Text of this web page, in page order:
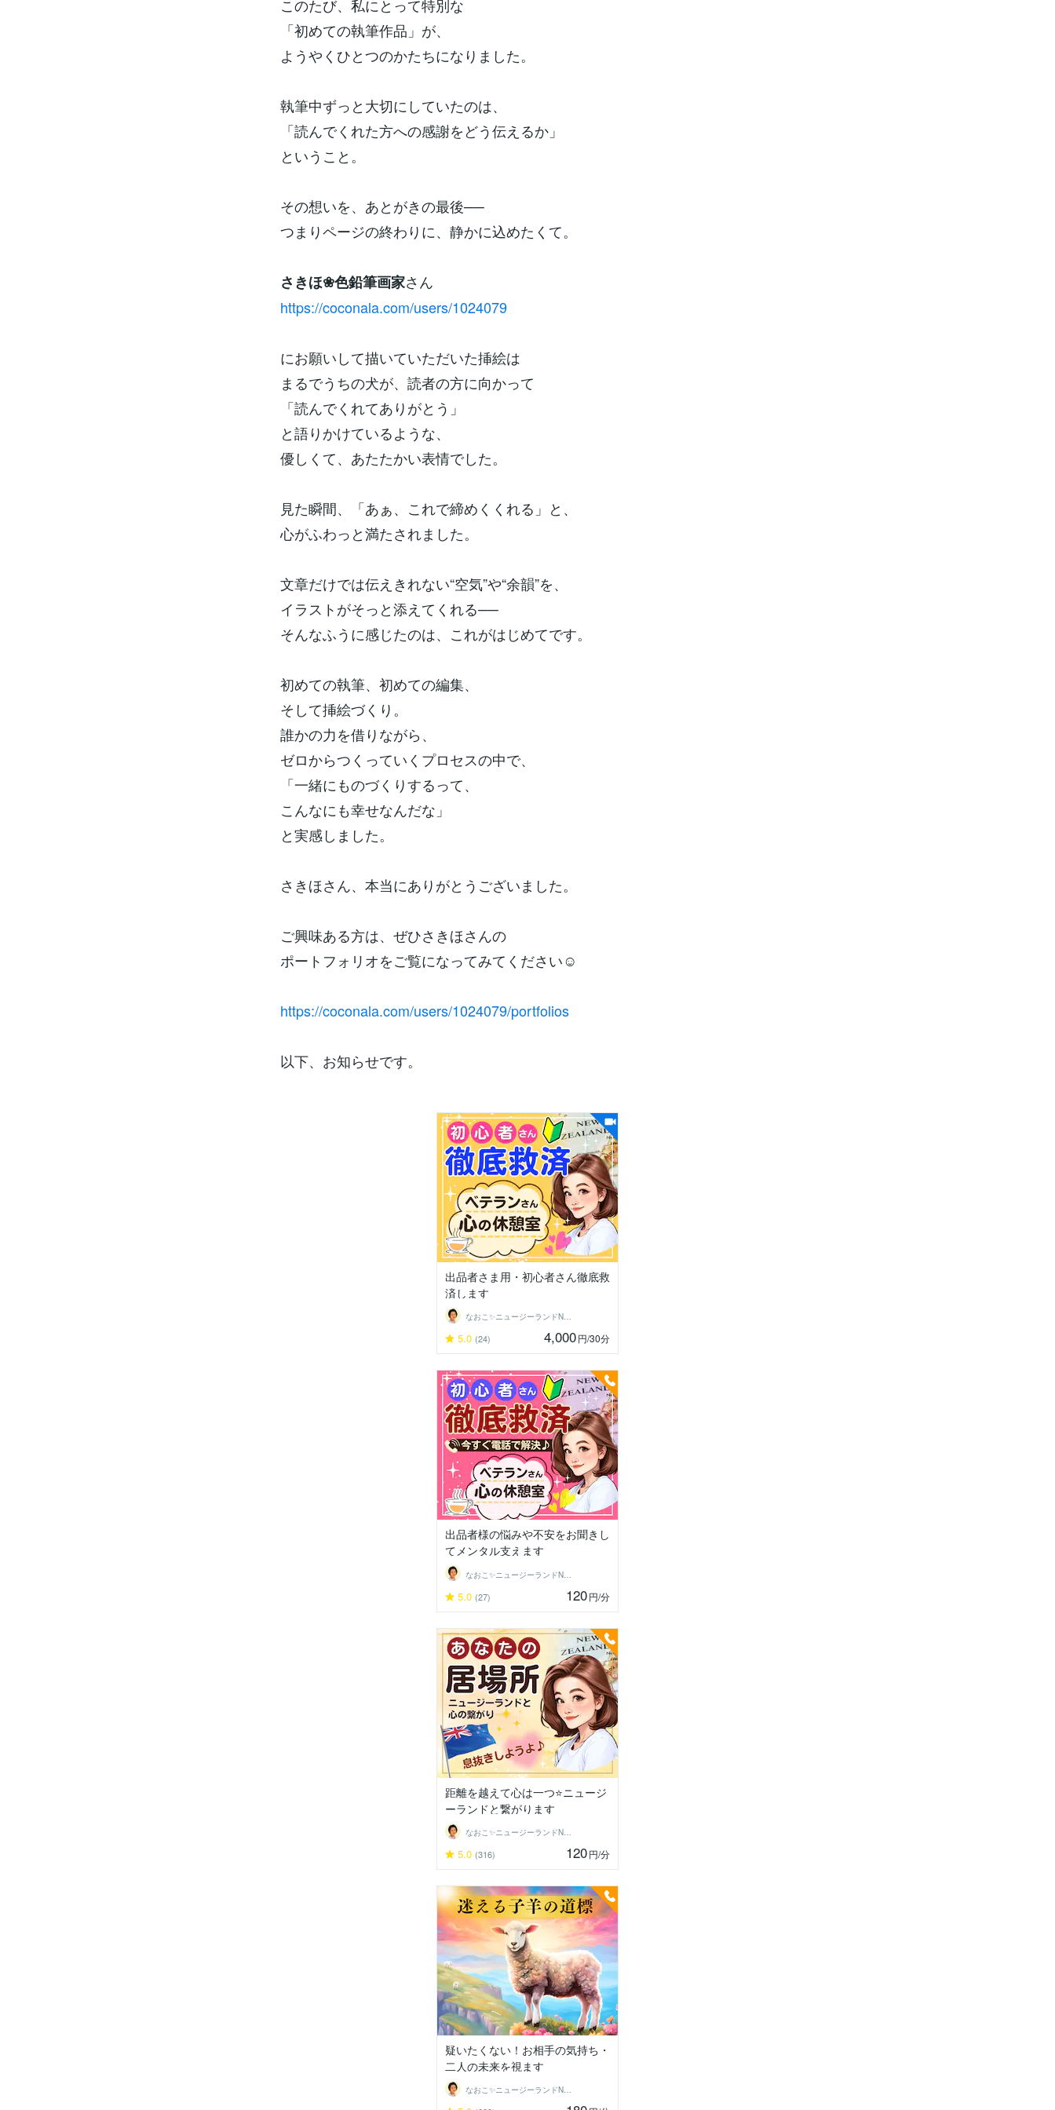
このたび、私にとって特別な
「初めての執筆作品」が、
ようやくひとつのかたちになりました。
執筆中ずっと大切にしていたのは、
「読んでくれた方への感謝をどう伝えるか」
ということ。
その想いを、あとがきの最後──
つまりページの終わりに、静かに込めたくて。
さきほ❀色鉛筆画家さん
https://coconala.com/users/1024079
にお願いして描いていただいた挿絵は
まるでうちの犬が、読者の方に向かって
「読んでくれてありがとう」
と語りかけているような、
優しくて、あたたかい表情でした。
見た瞬間、「あぁ、これで締めくくれる」と、
心がふわっと満たされました。
文章だけでは伝えきれない“空気”や“余韻”を、
イラストがそっと添えてくれる──
そんなふうに感じたのは、これがはじめてです。
初めての執筆、初めての編集、
そして挿絵づくり。
誰かの力を借りながら、
ゼロからつくっていくプロセスの中で、
「一緒にものづくりするって、
こんなにも幸せなんだな」
と実感しました。
さきほさん、本当にありがとうございました。
ご興味ある方は、ぜひさきほさんの
ポートフォリオをご覧になってみてください☺️
https://coconala.com/users/1024079/portfolios
以下、お知らせです。
出品者さま用・初心者さん徹底救
済します
なおこ✨ニュージーランドNo1鑑定士✨
5.0 (24) 4,000円/30分
出品者様の悩みや不安をお聞きし
てメンタル支えます
5.0 (27) 120円/分
距離を越えて心は一つ⭐ニュージ
ーランドと繋がります
なおこ✨ニュージーランドNo1鑑定士✨
5.0 (316) 120円/分
疑いたくない！お相手の気持ち・
二人の未来を視ます
なおこ✨ニュージーランドNo1鑑定士✨